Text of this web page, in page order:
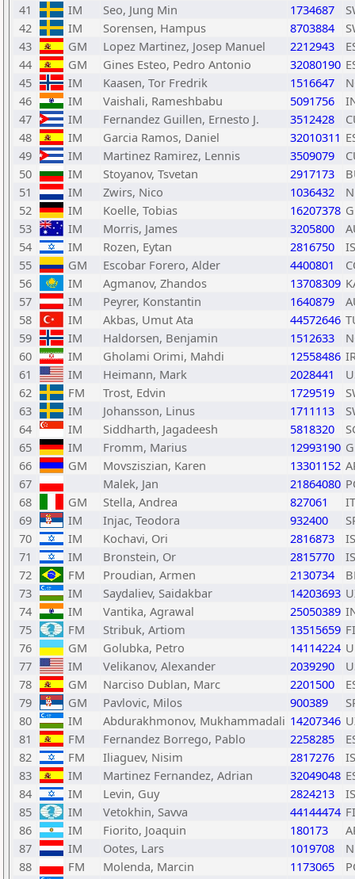
41
IM Seo, Jung Min 1734687
42
IM Sorensen, Hampus 8703884
43
GM Lopez Martinez, Josep Manuel 2212943
44
GM Gines Esteo, Pedro Antonio 32080190
45
IM Kaasen, Tor Fredrik 1516647
46
IM Vaishali, Rameshbabu 5091756
47
IM Fernandez Guillen, Ernesto J. 3512428
48
IM Garcia Ramos, Daniel 32010311
49
IM Martinez Ramirez, Lennis 3509079
50
IM Stoyanov, Tsvetan 2917173
51
IM Zwirs, Nico 1036432
52
IM Koelle, Tobias 16207378
53
IM Morris, James 3205800
54
IM Rozen, Eytan 2816750
55
GM Escobar Forero, Alder 4400801
56
IM Agmanov, Zhandos 13708309
57
IM Peyrer, Konstantin 1640879
58
IM Akbas, Umut Ata 44572646
59
IM Haldorsen, Benjamin 1512633
60
IM Gholami Orimi, Mahdi 12558486
61
IM Heimann, Mark 2028441
62
FM Trost, Edvin 1729519
63
IM Johansson, Linus 1711113
64
IM Siddharth, Jagadeesh 5818320
65
IM Fromm, Marius 12993190
66
GM Movsziszian, Karen 13301152
67
Malek, Jan 21864080
68
GM Stella, Andrea 827061
69
IM Injac, Teodora 932400
70
IM Kochavi, Ori 2816873
71
IM Bronstein, Or 2815770
72
FM Proudian, Armen 2130734
73
IM Saydaliev, Saidakbar 14203693
74
IM Vantika, Agrawal 25050389
75
FM Stribuk, Artiom 13515659
76
GM Golubka, Petro 14114224
77
IM Velikanov, Alexander 2039290
78
GM Narciso Dublan, Marc 2201500
79
GM Pavlovic, Milos 900389
80
IM Abdurakhmonov, Mukhammadali 14207346
81
FM Fernandez Borrego, Pablo 2258285
82
FM Iliaguev, Nisim 2817276
83
IM Martinez Fernandez, Adrian 32049048
84
IM Levin, Guy 2824213
85
IM Vetokhin, Savva 44144474
86
IM Fiorito, Joaquin 180173
87
IM Ootes, Lars 1019708
88
FM Molenda, Marcin 1173065